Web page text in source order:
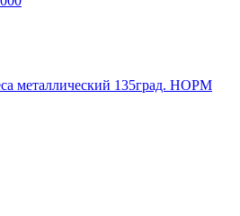
металлический 135град. НОРМ